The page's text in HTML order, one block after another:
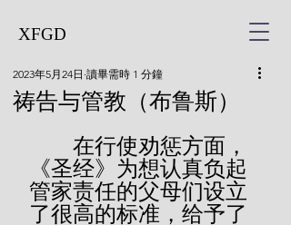
XFGD
祷告与管教（布鲁斯）
2023年5月24日 讀畢需時 1 分鐘
《圣经》为想认真负起
管家责任的父母们设立
了很高的标准，给予了